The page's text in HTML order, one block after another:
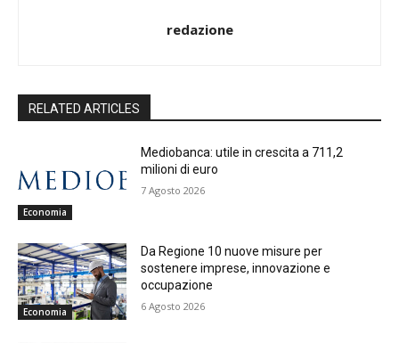
redazione
RELATED ARTICLES
Economia
Mediobanca: utile in crescita a 711,2
milioni di euro
7 Agosto 2026
Economia
Da Regione 10 nuove misure per
sostenere imprese, innovazione e
occupazione
6 Agosto 2026